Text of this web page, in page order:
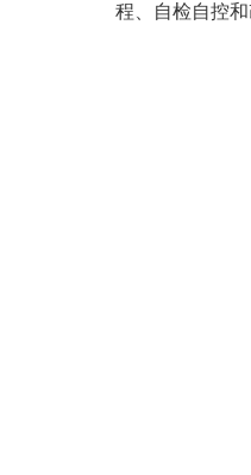
程、自检自控